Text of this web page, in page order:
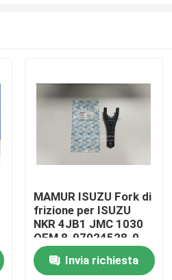
MAMUR ISUZU Fork di
frizione per ISUZU
NKR 4JB1 JMC 1030
OEM 8-97024528-0
1602020A
Invia richiesta